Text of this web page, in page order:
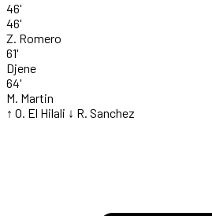
46'
46'
Z. Romero
61'
Djene
64'
M. Martin
↑ O. El Hilali ↓ R. Sanchez